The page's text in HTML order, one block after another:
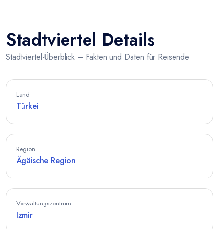
Stadtviertel Details
Stadtviertel-Überblick – Fakten und Daten für Reisende
Land
Türkei
Region
Ägäische Region
Verwaltungszentrum
Izmir